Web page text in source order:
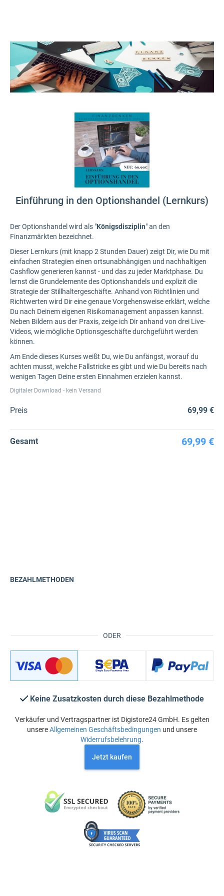
Einführung in den Optionshandel (Lernkurs)
Der Optionshandel wird als "Königsdisziplin" an den
Finanzmärkten bezeichnet.
Dieser Lernkurs (mit knapp 2 Stunden Dauer) zeigt Dir, wie Du mit
einfachen Strategien einen ortsunabhängigen und nachhaltigen
Cashflow generieren kannst - und das zu jeder Marktphase. Du
lernst die Grundelemente des Optionshandels und explizit die
Strategie der Stillhaltergeschäfte. Anhand von Richtlinien und
Richtwerten wird Dir eine genaue Vorgehensweise erklärt, welche
Du nach Deinem eigenen Risikomanagement anpassen kannst.
Neben Bildern aus der Praxis, zeige ich Dir anhand von drei Live-
Videos, wie mögliche Optionsgeschäfte durchgeführt werden
können.
Am Ende dieses Kurses weißt Du, wie Du anfängst, worauf du
achten musst, welche Fallstricke es gibt und wie Du bereits nach
wenigen Tagen Deine ersten Einnahmen erzielen kannst.
Digitaler Download - kein Versand
Preis 69,99 €
Gesamt 69,99 €
ODER
BEZAHLMETHODEN
Keine Zusatzkosten durch diese Bezahlmethode
Verkäufer und Vertragspartner ist Digistore24 GmbH. Es gelten
unsereAllgemeinen Geschäftsbedingungen und unsere
Widerrufsbelehrung.
Jetzt kaufen